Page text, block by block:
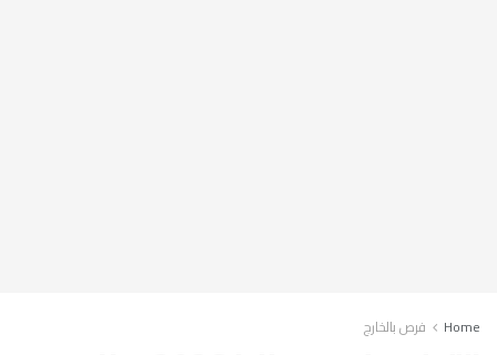
Home فرص بالخارج